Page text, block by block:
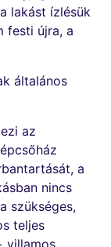
lakást ízlésük
festi újra, a
általános
az
a
nincs
szükséges,
teljes
villamos